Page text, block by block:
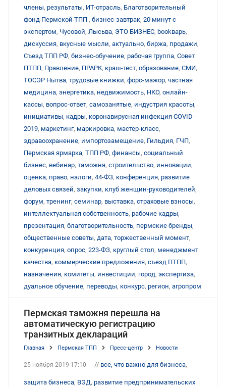
члены, результаты, ИТ-отрасль, Благотворительный
фонд Пермской ТПП , бизнес-завтрак, 20 минут с
экспертом, Чусовой, Лысьва, ЭТО БИЗНЕС, bookварь,
дискуссия, вкусные мысли, актуально, биржа, продажи,
Съезд ТПП РФ, бизнес-обучение, рабочая группа, Совет
ПТПП, Правление, ПРАРК, краш-тест, образование, СМИ,
ТОСЭР Нытва, трудовые книжки, форс-мажор, частная
медицина, энергетика, недвижимость, НКО, онлайн-
кассы, вопрос-ответ, самозанятые, индустрия красоты,
инициативы, кадры, коронавирусная инфекция COVID-
2019, маркетинг, маркировка, мастер-класс,
здравоохранение, импортозамещение, Гильдия, ГЧП,
Пермская ярмарка, ТПП РФ, финансы, социальный
бизнес, вебинар, таможня, строительство, инновации,
оценка, право, налоги, 44-ФЗ, конференция, развитие
деловых связей, закупки, клуб женщин-руководителей,
форум, тренинг, семинар, выставка, страховые взносы,
интеллектуальная собственность, рабочие кадры,
презентация, благотворительность, пермские бренды,
общественные советы, дата, торжественный момент,
конкуренция, опрос, 223-ФЗ, круглый стол, менеджмент
качества, коммерческие предложения, съезд ПТПП,
назначения, комитеты, инвестиции, город, экспертиза,
дуальное обучение, переводы, конкурс, регион, агропром
Пермская таможня перешла на
автоматическую регистрацию
транзитных деклараций
Главная Пермская ТПП Пресс-центр Новости
25 ноября 2019 17:10 // все, что важно для бизнеса,
защита бизнеса, ВЭД, развитие предпринимательских